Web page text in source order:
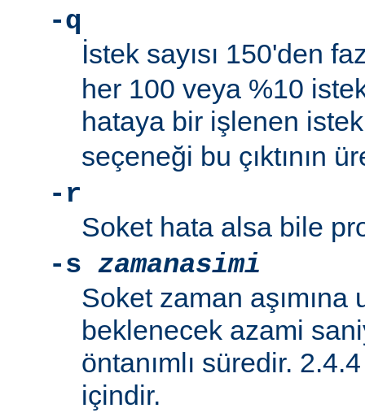
-q
İstek sayısı 150'den
her 100 veya %10
hataya bir işlenen istek
seçeneği bu çıktının
-r
Soket hata alsa bile
-s zamanasimi
Soket zaman
beklenecek azami
öntanımlı süredir.
içindir.